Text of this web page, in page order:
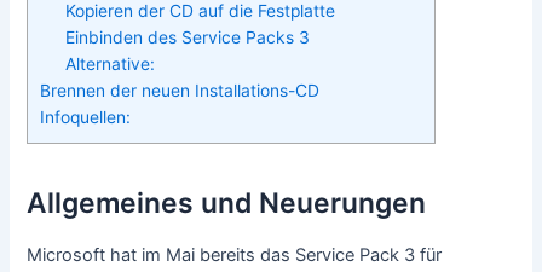
Kopieren der CD auf die Festplatte
Einbinden des Service Packs 3
Alternative:
Brennen der neuen Installations-CD
Infoquellen:
Allgemeines und Neuerungen
Microsoft hat im Mai bereits das Service Pack 3 für